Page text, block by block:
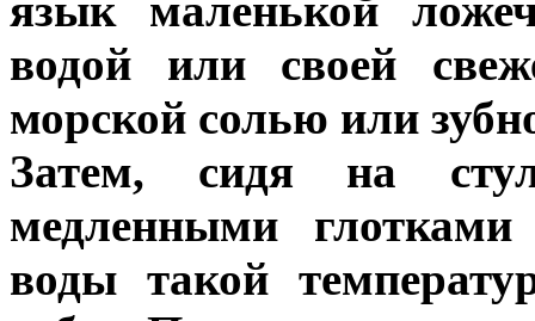
водой или своей
морской солью или
Затем, сидя на
медленными
воды такой